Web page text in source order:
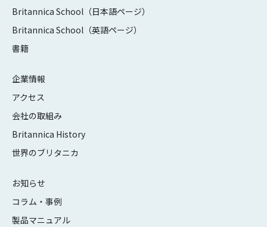
Britannica School（日本語ページ）
Britannica School（英語ページ）
書籍
企業情報
アクセス
会社の取組み
Britannica History
世界のブリタニカ
お知らせ
コラム・事例
製品マニュアル